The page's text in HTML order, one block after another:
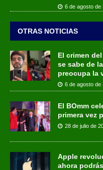
6 de agosto de
OTRAS NOTICIAS
El crimen
se sabe de
preocupa la
6 de agosto de
El BOmm
primera vez
28 de julio de
Apple
ahora